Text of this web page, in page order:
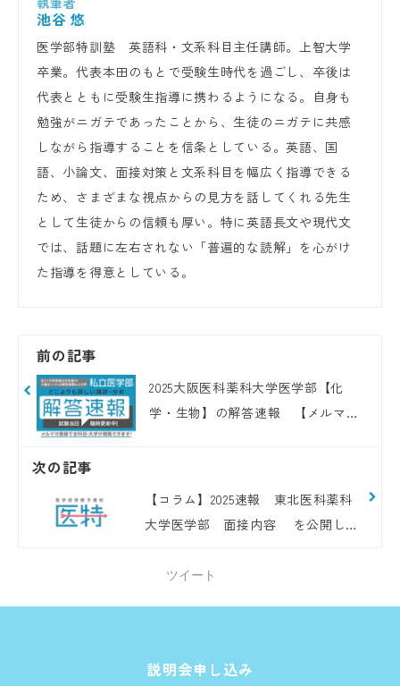
池谷 悠
医学部特訓塾　英語科・文系科目主任講師。上智大学
卒業。代表本田のもとで受験生時代を過ごし、卒後は
代表とともに受験生指導に携わるようになる。自身も
勉強がニガテであったことから、生徒のニガテに共感
しながら指導することを信条としている。英語、国
語、小論文、面接対策と文系科目を幅広く指導できる
ため、さまざまな視点からの見方を話してくれる先生
として生徒からの信頼も厚い。特に英語長文や現代文
では、話題に左右されない「普遍的な読解」を心がけ
た指導を得意としている。
前の記事
2025大阪医科薬科大学医学部【化
学・生物】の解答速報 【メルマガ
次の記事
【コラム】2025速報 東北医科薬科
大学医学部 面接内容 を公開しま
ツイート
説明会申し込み